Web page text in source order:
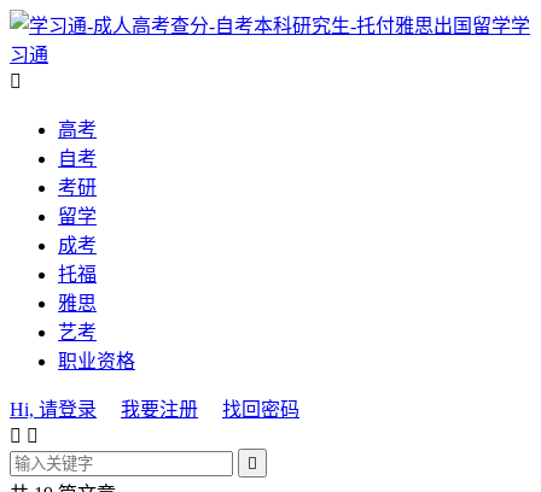
学
习通

高考
自考
考研
留学
成考
托福
雅思
艺考
职业资格
Hi, 请登录 我要注册
找回密码
 
